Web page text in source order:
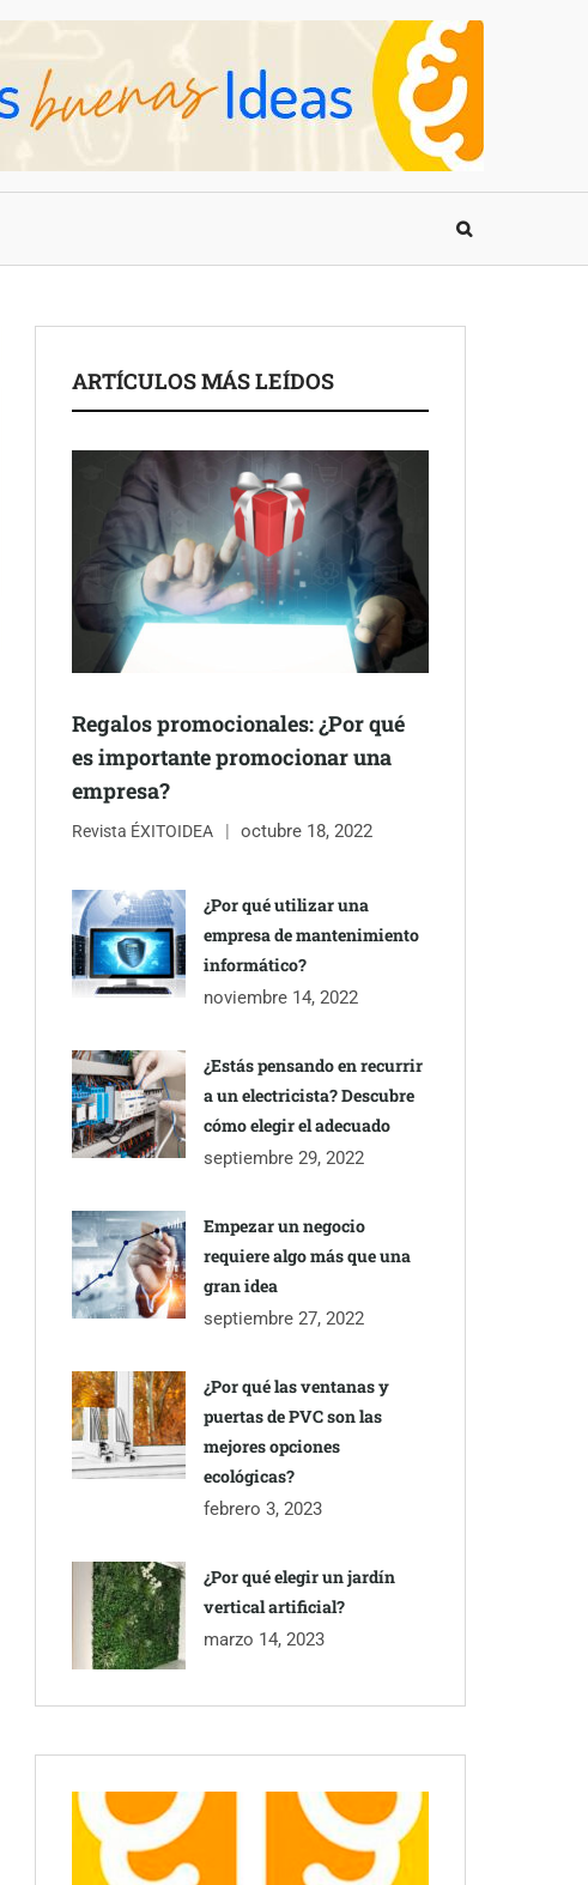
ARTÍCULOS MÁS LEÍDOS
Regalos promocionales: ¿Por qué
es importante promocionar una
empresa?
Revista ÉXITOIDEA octubre 18, 2022
¿Por qué utilizar una
empresa de mantenimiento
informático?
noviembre 14, 2022
¿Estás pensando en recurrir
a un electricista? Descubre
cómo elegir el adecuado
septiembre 29, 2022
Empezar un negocio
requiere algo más que una
gran idea
septiembre 27, 2022
¿Por qué las ventanas y
puertas de PVC son las
mejores opciones
ecológicas?
febrero 3, 2023
¿Por qué elegir un jardín
vertical artificial?
marzo 14, 2023